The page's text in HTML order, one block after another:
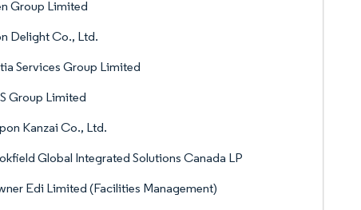
Group Limited
Delight Co., Ltd.
Services Group Limited
Group Limited
Kanzai Co., Ltd.
Global Integrated Solutions Canada LP
Edi Limited (Facilities Management)